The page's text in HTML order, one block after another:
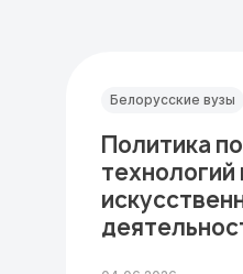
Белорусские вузы
Политика
технологий